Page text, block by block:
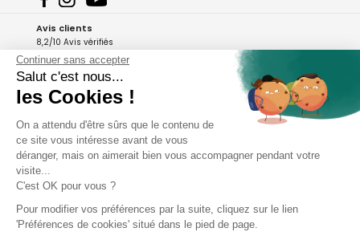
Avis clients
8,2/10 Avis vérifiés
L'Appli Phox
A propos de Phox
Services et garanties
Continuer sans accepter
Salut c'est nous...
les Cookies !
On a attendu d'être sûrs que le contenu de
ce site vous intéresse avant de vous
déranger, mais on aimerait bien vous accompagner pendant votre
visite...
C'est OK pour vous ?
Pour modifier vos préférences par la suite, cliquez sur le lien
'Préférences de cookies' situé dans le pied de page.